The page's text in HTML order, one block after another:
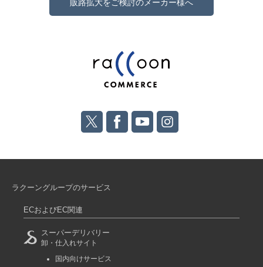
販路拡大をご検討のメーカー様へ
ラクーングループのサービス
ECおよびEC関連
スーパーデリバリー
卸・仕入れサイト
国内向けサービス